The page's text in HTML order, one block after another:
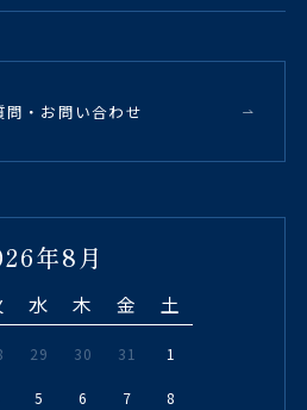
問・お問い合わせ
年8月
水 木 金 土
29 30 31 1
5 6 7 8